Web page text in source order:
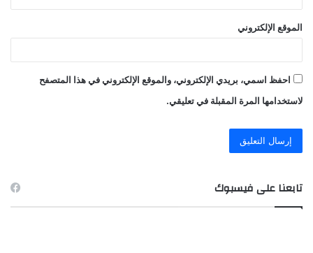
الموقع الإلكتروني
احفظ اسمي، بريدي الإلكتروني، والموقع الإلكتروني في هذا المتصفح
لاستخدامها المرة المقبلة في تعليقي.
تابعنا على فيسبوك